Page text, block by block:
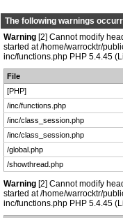
The following warnings
Warning [2] Cannot modify
started at /home/warrocktr/
inc/functions.php PHP 5.4.45
File
[PHP]
/inc/functions.php
/inc/class_session.php
/inc/class_session.php
/global.php
/showthread.php
Warning [2] Cannot modify
started at /home/warrocktr/
inc/functions.php PHP 5.4.45